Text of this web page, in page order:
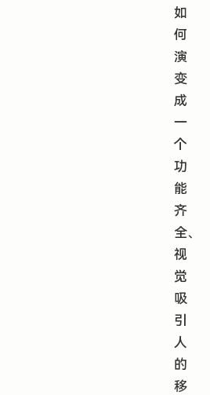
如
何
演
变
成
一
个
功
能
齐
全、
视
觉
吸
引
人
的
移